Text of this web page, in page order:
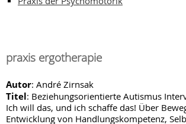
praxis ergotherapie
Autor: André Zirnsak
Titel: Beziehungsorientierte Autismus
Ich will das, und ich schaffe das! Über
Entwicklung von Handlungskompetenz,